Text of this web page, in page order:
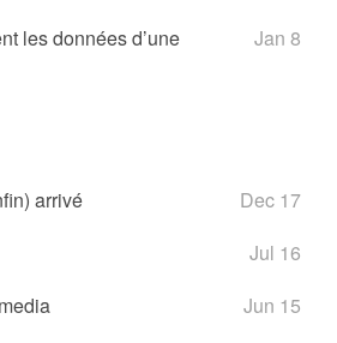
les données d’une
Jan 8
arrivé
Dec 17
Jul 16
Jun 15